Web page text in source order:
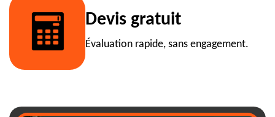
Devis gratuit
Évaluation rapide, sans engagement.